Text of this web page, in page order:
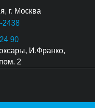
, г. Москва
2438
90
, И.Франко,
2